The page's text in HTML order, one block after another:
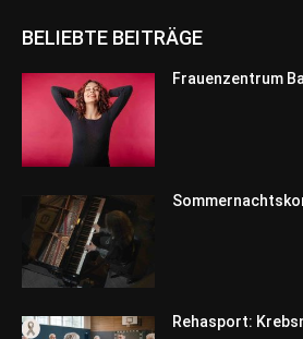
BELIEBTE BEITRÄGE
Frauenzentrum
Rehasport: